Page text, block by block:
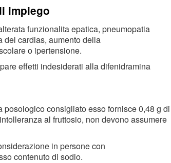
impiego
funzionalita epatica, pneumopatia
del cardias, aumento della
o ipertensione.
effetti indesiderati alla difenidramina
consigliato esso fornisce 0,48 g di
al fruttosio, non devono assumere
in persone con
contenuto di sodio.